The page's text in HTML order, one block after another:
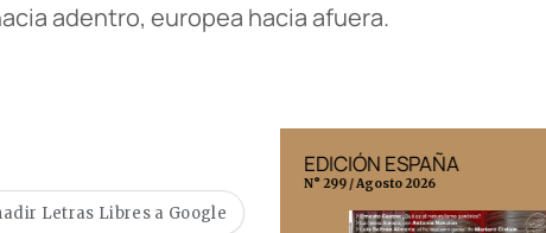
adentro, europea hacia afuera.
Letras Libres a Google
EDICIÓN ESPAÑA
N° 299 / Agosto 2026